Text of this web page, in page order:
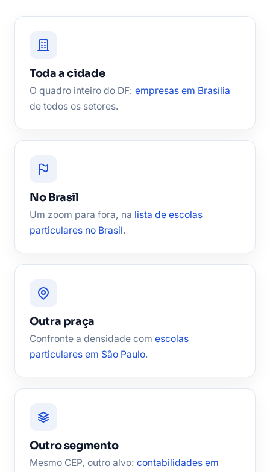
Toda a cidade
O quadro inteiro do DF: empresas em Brasília
de todos os setores.
No Brasil
Um zoom para fora, na lista de escolas
particulares no Brasil.
Outra praça
Confronte a densidade com escolas
particulares em São Paulo.
Outro segmento
Mesmo CEP, outro alvo: contabilidades em